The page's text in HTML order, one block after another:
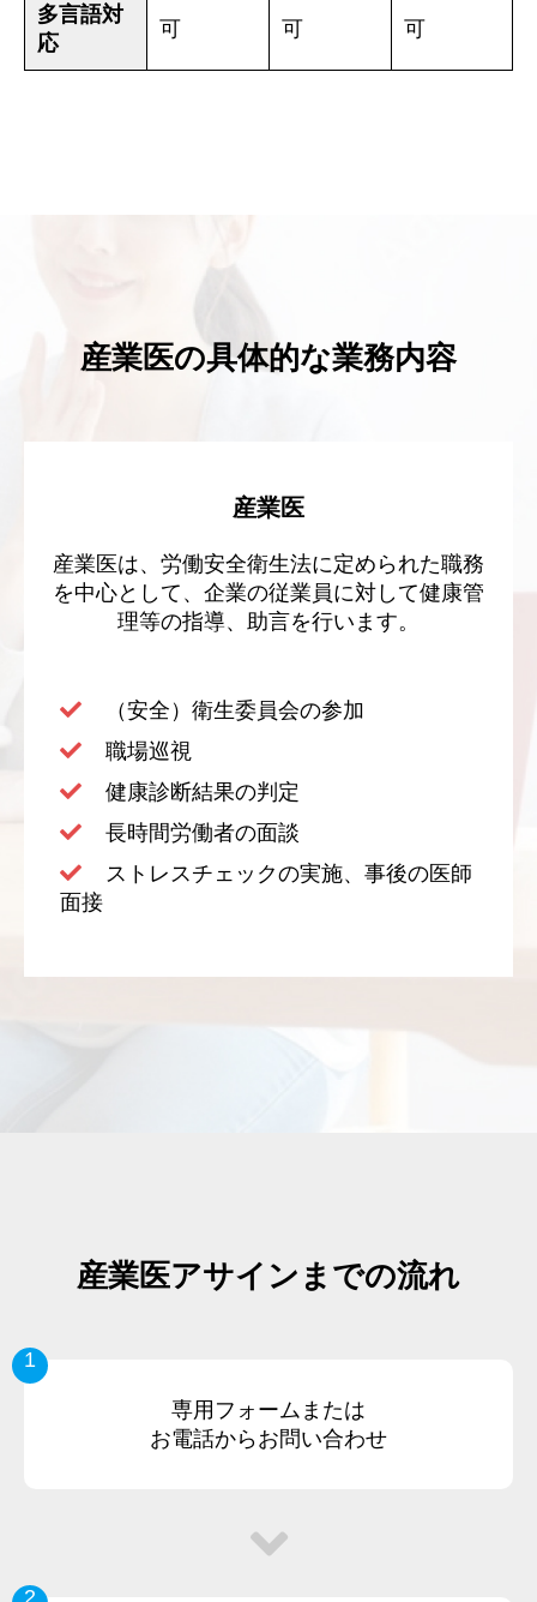
多言語対
応
可 可 可
産業医の具体的な業務内容
産業医
産業医は、労働安全衛生法に定められた職務
を中心として、企業の従業員に対して健康管
理等の指導、助言を行います。
（安全）衛生委員会の参加
職場巡視
健康診断結果の判定
長時間労働者の面談
ストレスチェックの実施、事後の医師
面接
産業医アサインまでの流れ
1
専用フォームまたは
お電話からお問い合わせ
2